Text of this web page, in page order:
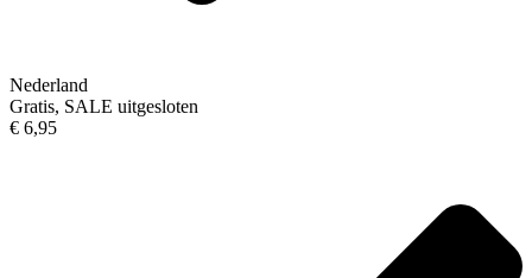
Nederland
Gratis, SALE uitgesloten
€ 6,95